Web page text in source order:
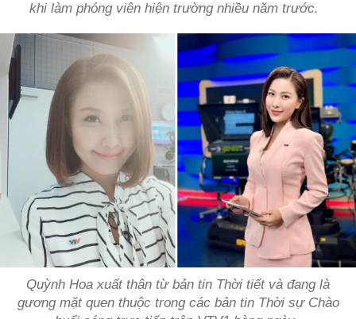
khi làm phóng viên hiện trường nhiều năm trước.
Quỳnh Hoa xuất thân từ bản tin Thời tiết và đang là
gương mặt quen thuộc trong các bản tin Thời sự Chào